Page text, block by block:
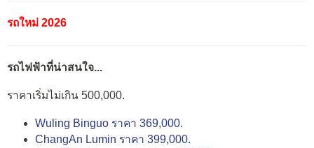
รถใหม่ 2026
รถไฟฟ้าที่น่าสนใจ...
ราคาเริ่มไม่เกิน 500,000.
Wuling Binguo ราคา 369,000.
ChangAn Lumin ราคา 399,000.